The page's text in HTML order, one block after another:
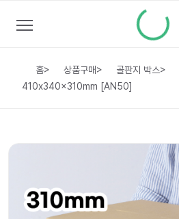
홈> 상품구매> 골판지 박스>
410x340x310mm [AN50]